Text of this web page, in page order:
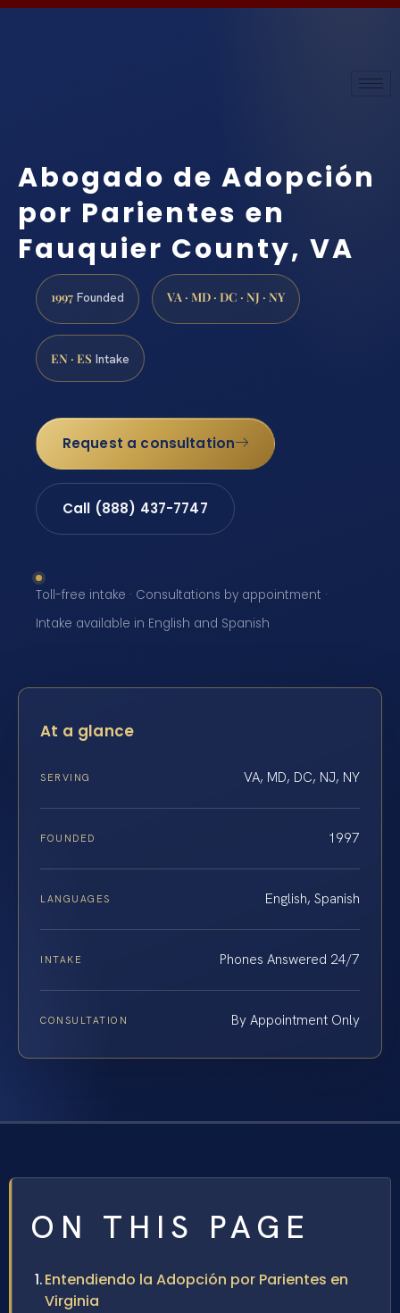
Abogado de Adopción
por Parientes en
Fauquier County, VA
1997 Founded VA · MD · DC · NJ · NY
EN · ES Intake
Request a consultation
Call (888) 437-7747
Toll-free intake · Consultations by appointment ·
Intake available in English and Spanish
At a glance
SERVING VA, MD, DC, NJ, NY
FOUNDED 1997
LANGUAGES English, Spanish
INTAKE Phones Answered 24/7
CONSULTATION By Appointment Only
ON THIS PAGE
Entendiendo la Adopción por Parientes en
Virginia